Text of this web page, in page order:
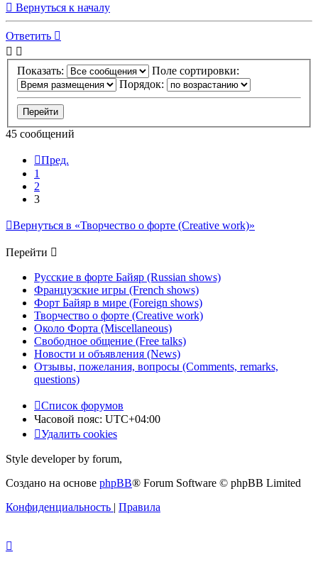
Вернуться к началу
Ответить
Показать:
Поле сортировки:
Порядок:
45 сообщений
Пред.
1
2
3
Вернуться в «Творчество о форте (Creative work)»
Перейти
Русские в форте Байяр (Russian shows)
Французские игры (French shows)
Форт Байяр в мире (Foreign shows)
Творчество о форте (Creative work)
Около Форта (Miscellaneous)
Свободное общение (Free talks)
Новости и объявления (News)
Отзывы, пожелания, вопросы (Comments, remarks,
questions)
Список форумов
Часовой пояс: UTC+04:00
Удалить cookies
Style developer by forum,
Создано на основе phpBB® Forum Software © phpBB Limited
Конфиденциальность | Правила